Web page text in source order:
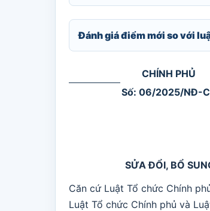
Đánh giá điểm mới so với
CHÍNH PHỦ
Số: 06/2025/NĐ-
SỬA ĐỔI, BỔ
Căn cứ Luật Tổ chức Chính
Luật Tổ chức Chính phủ và